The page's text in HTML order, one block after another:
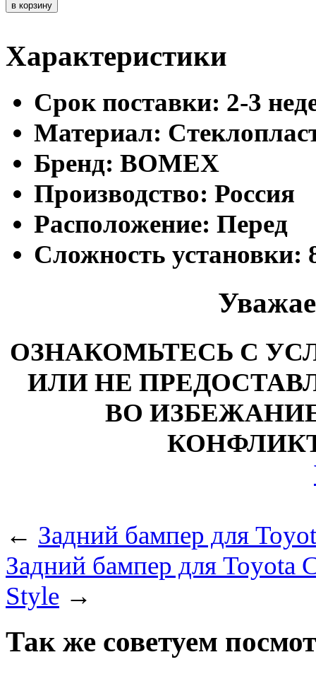
Характеристики
Cрок поставки: 2-3
Материал:
Бренд: BOMEX
Производство: Россия
Расположение: Перед
Сложность установки:
ОЗНАКОМЬТЕСЬ С
ИЛИ НЕ
ВО
← Задний бампер для
Задний бампер для Toyota
Style →
Так же советуем